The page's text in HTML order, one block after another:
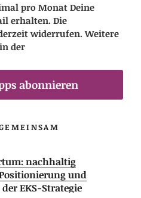
pro Monat Deine
erhalten. Die
widerrufen. Weitere
der
abonnieren
nachhaltig
und
EKS-Strategie